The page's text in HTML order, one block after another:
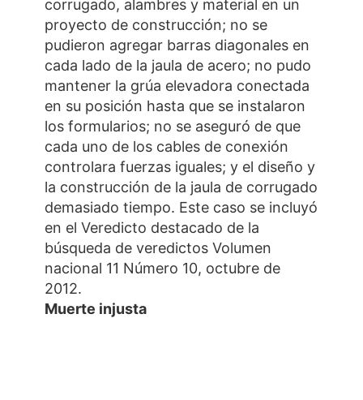
corrugado, alambres y material en un
proyecto de construcción; no se
pudieron agregar barras diagonales en
cada lado de la jaula de acero; no pudo
mantener la grúa elevadora conectada
en su posición hasta que se instalaron
los formularios; no se aseguró de que
cada uno de los cables de conexión
controlara fuerzas iguales; y el diseño y
la construcción de la jaula de corrugado
demasiado tiempo. Este caso se incluyó
en el Veredicto destacado de la
búsqueda de veredictos Volumen
nacional 11 Número 10, octubre de
2012.
Muerte injusta